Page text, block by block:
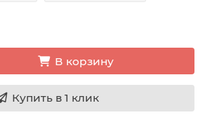
В корзину
Купить в 1 клик